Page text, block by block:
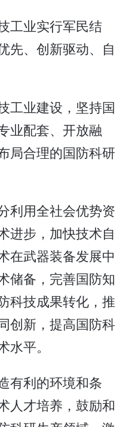
工业实行军民结
先、创新驱动、自
工业建设，坚持国
业配套、开放融
局合理的国防科研
用全社会优势资
进步，加快技术自
在武器装备发展中
储备，完善国防知
科技成果转化，推
创新，提高国防科
平。
有利的环境和条
人才培养，鼓励和